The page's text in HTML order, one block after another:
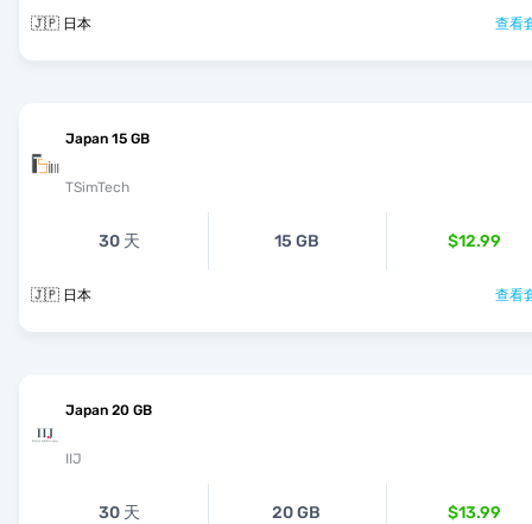
🇯🇵 日本 查看
Japan 15 GB
TSimTech
30 天 15 GB $12.99
🇯🇵 日本 查看
Japan 20 GB
IIJ
30 天 20 GB $13.99